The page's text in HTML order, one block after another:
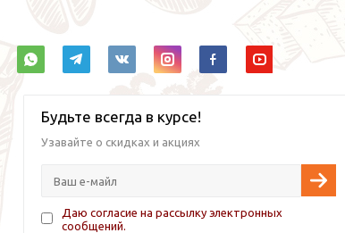
Будьте всегда в курсе!
Узавайте о скидках и акциях
Даю согласие на рассылку электронных
сообщений.